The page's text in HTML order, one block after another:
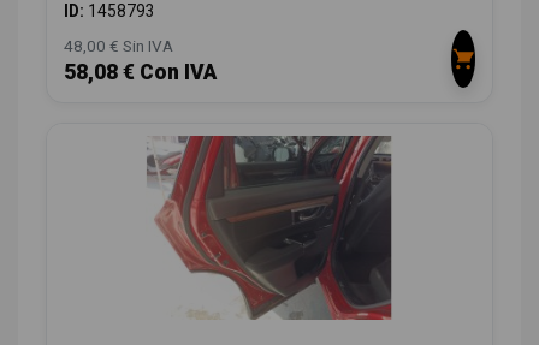
ID: 1458793
48,00 € Sin IVA
58,08 € Con IVA